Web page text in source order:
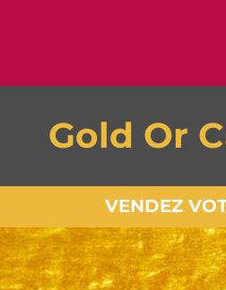
Gold Or
VENDEZ